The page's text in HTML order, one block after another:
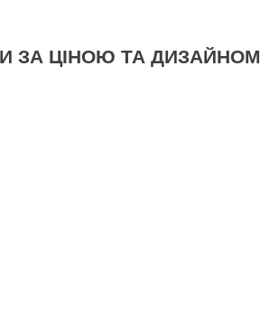
ЗА ЦІНОЮ ТА ДИЗАЙНОМ